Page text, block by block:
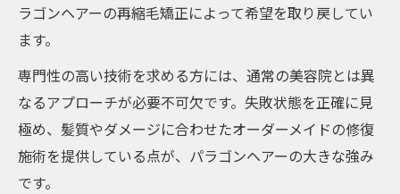
ラゴンヘアーの再縮毛矯正によって希望を取り戻してい
ます。
専門性の高い技術を求める方には、通常の美容院とは異
なるアプローチが必要不可欠です。失敗状態を正確に見
極め、髪質やダメージに合わせたオーダーメイドの修復
施術を提供している点が、パラゴンヘアーの大きな強み
です。